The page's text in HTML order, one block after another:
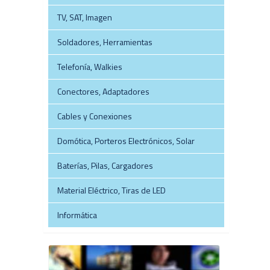
TV, SAT, Imagen
Soldadores, Herramientas
Telefonía, Walkies
Conectores, Adaptadores
Cables y Conexiones
Domótica, Porteros Electrónicos, Solar
Baterías, Pilas, Cargadores
Material Eléctrico, Tiras de LED
Informática